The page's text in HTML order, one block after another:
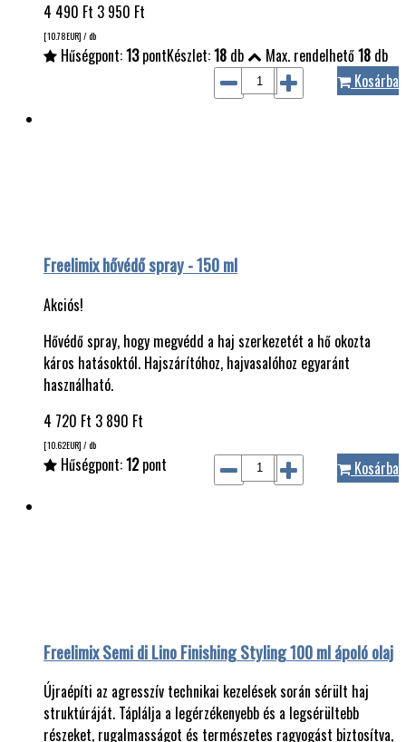
4 490 Ft 3 950 Ft
[10.78EUR] / db
Hűségpont:13pontKészlet:18 db Max. rendelhető18 db
Kosárba
Freelimix hővédő spray - 150 ml
Akciós!
Hővédő spray, hogy megvédd a haj szerkezetét a hő okozta
káros hatásoktól. Hajszárítóhoz, hajvasalóhoz egyaránt
használható.
4 720 Ft 3 890 Ft
[10.62EUR] / db
Hűségpont:12pont Kosárba
Freelimix Semi di Lino Finishing Styling 100 ml ápoló olaj
Újraépíti az agresszív technikai kezelések során sérült haj
struktúráját. Táplálja a legérzékenyebb és a legsérültebb
részeket, rugalmasságot és természetes ragyogást biztosítva,